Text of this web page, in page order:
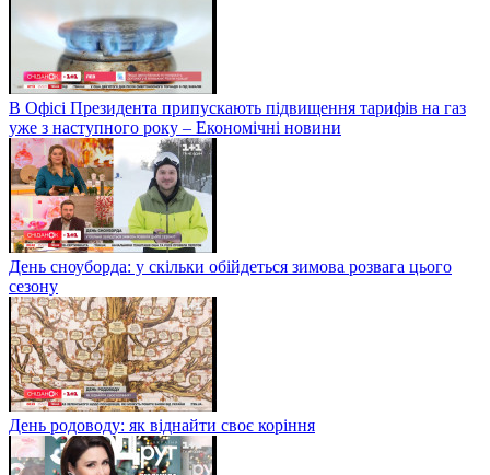
В Офісі Президента припускають підвищення тарифів на газ
уже з наступного року – Економічні новини
День сноуборда: у скільки обійдеться зимова розвага цього
сезону
День родоводу: як віднайти своє коріння